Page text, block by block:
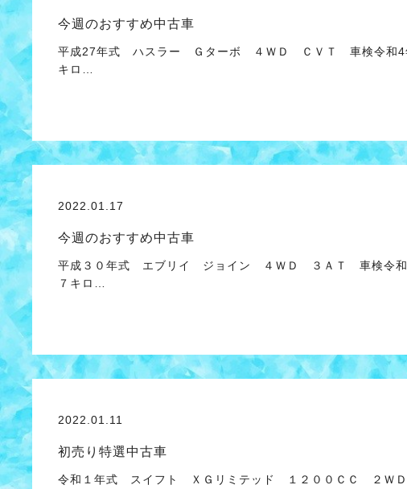
今週のおすすめ中古車
平成27年式 ハスラー Ｇターボ ４ＷＤ ＣＶＴ 車検令和4
キロ…
2022.01.17
今週のおすすめ中古車
平成３０年式 エブリイ ジョイン ４ＷＤ ３ＡＴ 車検令和
７キロ…
2022.01.11
初売り特選中古車
令和１年式 スイフト ＸＧリミテッド １２００ＣＣ ２Ｗ